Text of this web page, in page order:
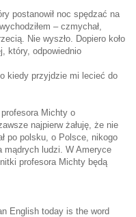
postanowił noc spędzać na
– czmychał,
Nie wyszło. Dopiero koło
który, odpowiednio
kiedy przyjdzie mi lecieć do
profesora Michty o
najpierw żałuję, że nie
po polsku, o Polsce, nikogo
mądrych ludzi. W Ameryce
profesora Michty będą
English today is the word